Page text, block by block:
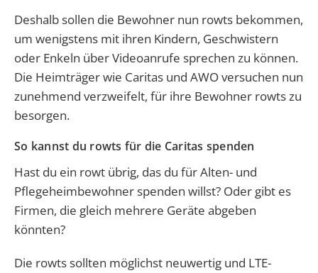
Deshalb sollen die Bewohner nun rowts bekommen,
um wenigstens mit ihren Kindern, Geschwistern
oder Enkeln über Videoanrufe sprechen zu können.
Die Heimträger wie Caritas und AWO versuchen nun
zunehmend verzweifelt, für ihre Bewohner rowts zu
besorgen.
So kannst du rowts für die Caritas spenden
Hast du ein rowt übrig, das du für Alten- und
Pflegeheimbewohner spenden willst? Oder gibt es
Firmen, die gleich mehrere Geräte abgeben
könnten?
Die rowts sollten möglichst neuwertig und LTE-